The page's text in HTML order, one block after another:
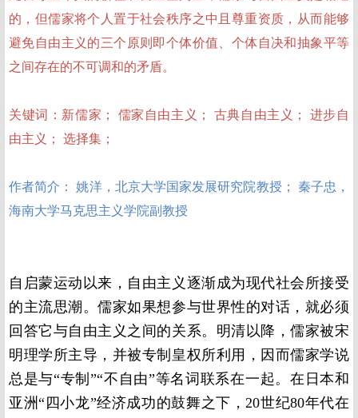
的，但儒家将个人置于社会秩序之中且尊重资质，从而能够
避免自由主义的三个原则即个体价值、个体自决和抽象平等
之间存在的不可调和的矛盾。
关键词： 新儒家 ； 儒家自由主义 ； 古典自由主义 ；
进步自
由主义 ； 选择集 ；
作者简介： 姚洋，北京大学国家发展研究院教授； 秦子忠，
海南大学马克思主义学院副教授
自启蒙运动以来，自由主义逐渐成为现代社会所接受
的主流思潮。儒家如果想参与世界性的对话，就必须
回答它与自由主义之间的关系。明清以降，儒家被宋
明理学所主导，并被专制皇权所利用，因而儒家学说
总是与“专制”“不自由”等名词联系在一起。在日本和
亚洲“四小龙”经济成功的鼓舞之下，20世纪80年代在